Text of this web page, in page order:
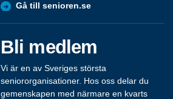
Gå till senioren.se
Bli medlem
Vi är en av Sveriges största
seniororganisationer. Hos oss delar du
gemenskapen med närmare en kvarts